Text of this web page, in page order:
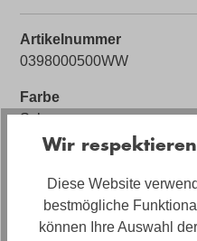
Artikelnummer
0398000500WW
Farbe
Schwarz
Funktion
Ausziehbar
Sofort Lieferbar 🚚
Ja (solange Vorrat reicht)
Wir
Diese Website
bestmögliche
können Ihre Auswahl